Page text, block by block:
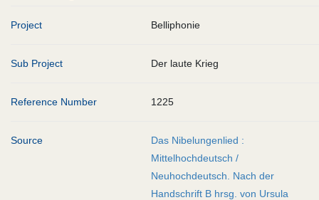
Project Belliphonie
Sub Project Der laute Krieg
Reference Number 1225
Source
Das Nibelungenlied :
Mittelhochdeutsch /
Neuhochdeutsch. Nach der
Handschrift B hrsg. von Ursula